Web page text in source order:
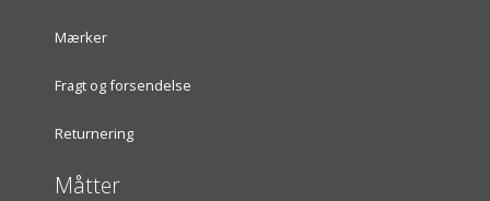
Mærker
Fragt og forsendelse
Returnering
Måtter